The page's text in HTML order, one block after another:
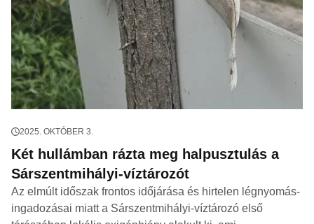
2025. OKTÓBER 3.
Két hullámban rázta meg halpusztulás a
Sárszentmihályi-víztározót
Az elmúlt időszak frontos időjárása és hirtelen légnyomás-
ingadozásai miatt a Sárszentmihályi-víztározó első